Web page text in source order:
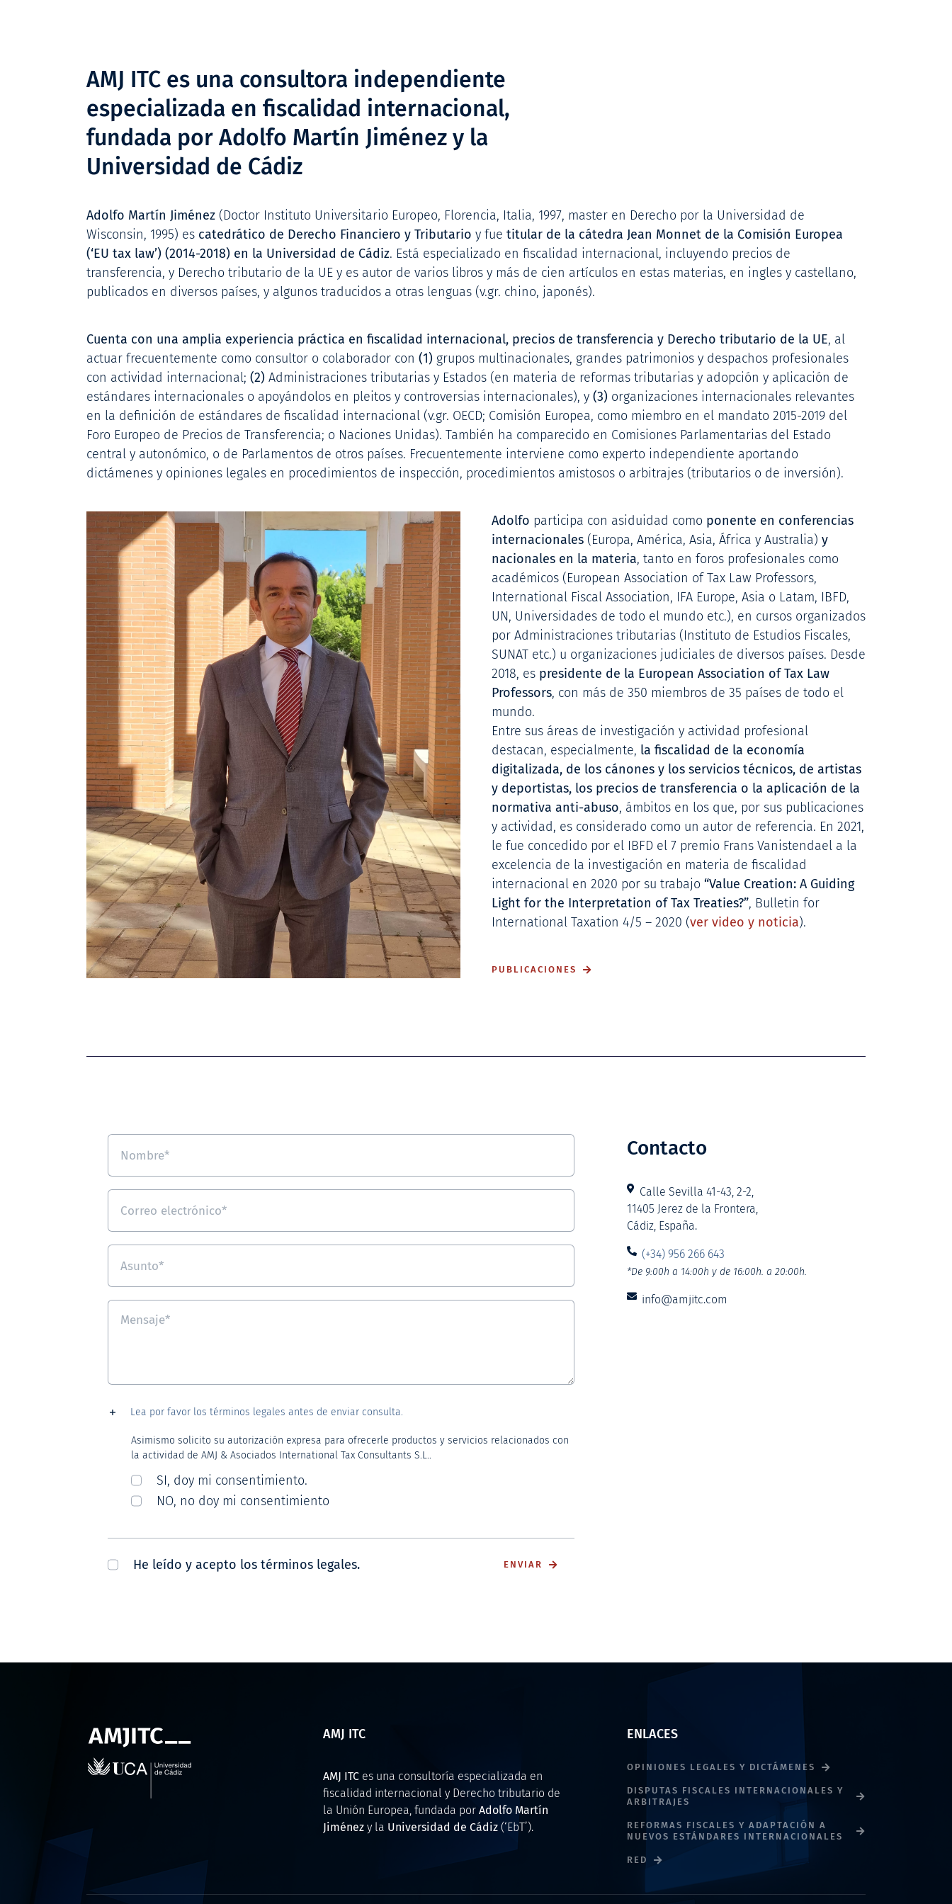
AMJ ITC es una consultora independiente
especializada en fiscalidad internacional,
fundada por Adolfo Martín Jiménez y la
Universidad de Cádiz
Adolfo Martín Jiménez(Doctor Instituto Universitario Europeo, Florencia, Italia, 1997, master en Derecho por la Universidad de
Wisconsin, 1995) es catedrático de Derecho Financiero y Tributario y fue titular de la cátedra Jean Monnet de la Comisión Europea
(‘EU tax law’) (2014-2018) en la Universidad de Cádiz. Está especializado en fiscalidad internacional, incluyendo precios de
transferencia, y Derecho tributario de la UE y es autor de varios libros y más de cien artículos en estas materias, en ingles y castellano,
publicados en diversos países, y algunos traducidos a otras lenguas (v.gr. chino, japonés).
Cuenta con una amplia experiencia práctica en fiscalidad internacional, precios de transferencia y Derecho tributario de la UE, al
actuar frecuentemente como consultor o colaborador con (1) grupos multinacionales, grandes patrimonios y despachos profesionales
con actividad internacional; (2) Administraciones tributarias y Estados (en materia de reformas tributarias y adopción y aplicación de
estándares internacionales o apoyándolos en pleitos y controversias internacionales), y (3) organizaciones internacionales relevantes
en la definición de estándares de fiscalidad internacional (v.gr. OECD; Comisión Europea, como miembro en el mandato 2015-2019 del
Foro Europeo de Precios de Transferencia; o Naciones Unidas). También ha comparecido en Comisiones Parlamentarias del Estado
central y autonómico, o de Parlamentos de otros países. Frecuentemente interviene como experto independiente aportando
dictámenes y opiniones legales en procedimientos de inspección, procedimientos amistosos o arbitrajes (tributarios o de inversión).
Adolfo participa con asiduidad como ponente en conferencias
internacionales(Europa, América, Asia, África y Australia) y
nacionales en la materia, tanto en foros profesionales como
académicos (European Association of Tax Law Professors,
International Fiscal Association, IFA Europe, Asia o Latam, IBFD,
UN, Universidades de todo el mundo etc.), en cursos organizados
por Administraciones tributarias (Instituto de Estudios Fiscales,
SUNAT etc.) u organizaciones judiciales de diversos países. Desde
2018, es presidente de la European Association of Tax Law
Professors, con más de 350 miembros de 35 países de todo el
mundo.
Entre sus áreas de investigación y actividad profesional
destacan, especialmente, la fiscalidad de la economía
digitalizada, de los cánones y los servicios técnicos, de artistas
y deportistas, los precios de transferencia o la aplicación de la
normativa anti-abuso, ámbitos en los que, por sus publicaciones
y actividad, es considerado como un autor de referencia. En 2021,
le fue concedido por el IBFD el 7 premio Frans Vanistendael a la
excelencia de la investigación en materia de fiscalidad
internacional en 2020 por su trabajo “Value Creation: A Guiding
Light for the Interpretation of Tax Treaties?”, Bulletin for
International Taxation 4/5 – 2020 (ver video y noticia).
PUBLICACIONES
Lea por favor los términos legales antes de enviar consulta.
Asimismo solicito su autorización expresa para ofrecerle productos y servicios relacionados con
la actividad de AMJ & Asociados International Tax Consultants S.L..
SI, doy mi consentimiento.
NO, no doy mi consentimiento
He leído y acepto los términos legales. ENVIAR
Contacto
Calle Sevilla 41-43, 2-2,
11405 Jerez de la Frontera,
Cádiz, España.
(+34) 956 266 643
*De 9:00h a 14:00h y de 16:00h. a 20:00h.
info@amjitc.com
AMJ ITC
AMJ ITCes una consultoría especializada en
fiscalidad internacional y Derecho tributario de
la Unión Europea, fundada por Adolfo Martín
Jiménezy la Universidad de Cádiz(‘EbT’).
ENLACES
OPINIONES LEGALES Y DICTÁMENES
DISPUTAS FISCALES INTERNACIONALES Y
ARBITRAJES
REFORMAS FISCALES Y ADAPTACIÓN A
NUEVOS ESTÁNDARES INTERNACIONALES
RED